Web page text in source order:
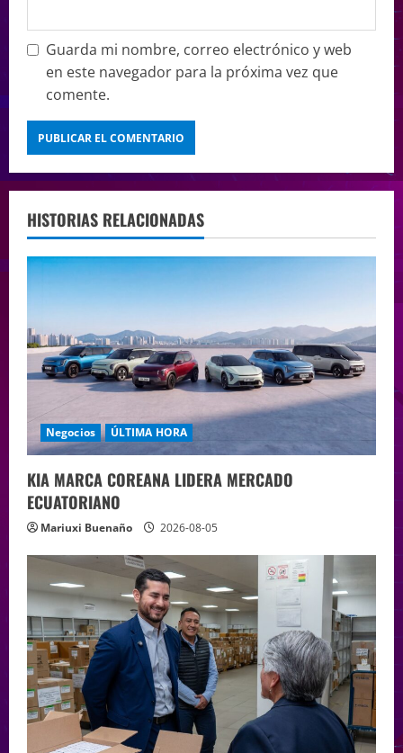
Guarda mi nombre, correo electrónico y web
en este navegador para la próxima vez que
comente.
HISTORIAS RELACIONADAS
Negocios ÚLTIMA HORA
KIA MARCA COREANA LIDERA MERCADO
ECUATORIANO
Mariuxi Buenaño 2026-08-05